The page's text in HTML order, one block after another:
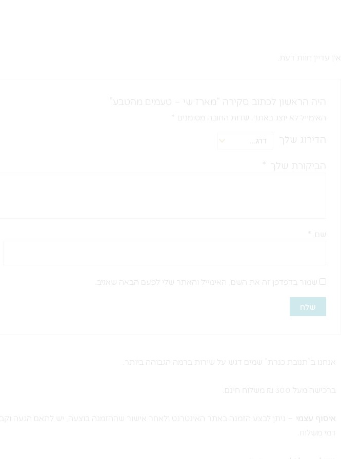
אין עדיין חוות דעת.
היה הראשון לכתוב סקירה “מארז שי – טעמים מהטבע”
האימייל לא יוצג באתר. שדות החובה מסומנים *
הדירוג שלך
הביקורת שלך *
שם *
שמור בדפדפן זה את השם, האימייל והאתר שלי לפעם הבאה שאגיב.
אנחנו ב”תנובת כנרת” שמים דגש על שירות ברמה הגבוהה ביותר.
ברכישה מעל 300 ₪ משלוח חינם.
איסוף עצמי – ניתן לבצע הזמנה באתר האינטרנט ולאחר אישור שההזמנה בוצעה, יש לתאם הגעה
דמי משלוח.